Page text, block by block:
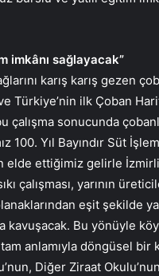
imkânı sağlayacak”
karış karış gezen
Türkiye’nin ilk Çoban
çalışma sonucunda
100. Yıl Bayındır Süt
elde ettiğimiz gelirle
çalışması, yarının
eşit şekilde
kavuşacak. Bu yönüyle
anlamıyla döngüsel bir
Diğer Ziraat